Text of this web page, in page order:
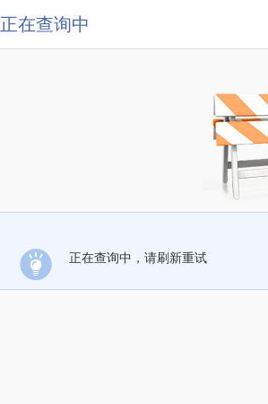
正在查询中
正在查询中，请刷新重试